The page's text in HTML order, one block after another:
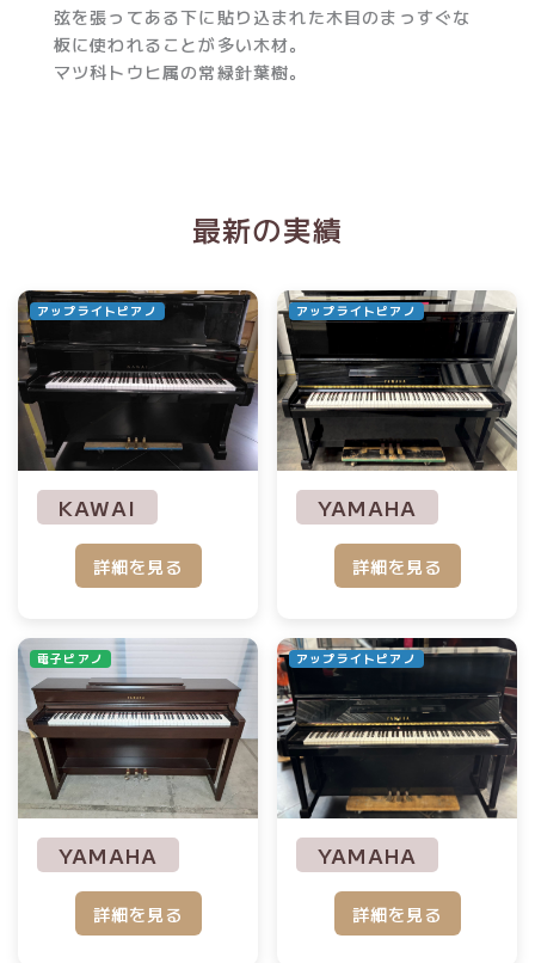
弦を張ってある下に貼り込まれた木目のまっすぐな
板に使われることが多い木材。
マツ科トウヒ属の常緑針葉樹。
最新の実績
アップライトピアノ
KAWAI
詳細を見る
アップライトピアノ
YAMAHA
詳細を見る
電子ピアノ
YAMAHA
詳細を見る
アップライトピアノ
YAMAHA
詳細を見る